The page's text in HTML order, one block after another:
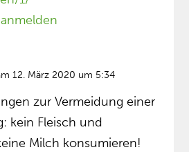
12. März 2020 um 5:34
zur Vermeidung einer
kein Fleisch und
Milch konsumieren!